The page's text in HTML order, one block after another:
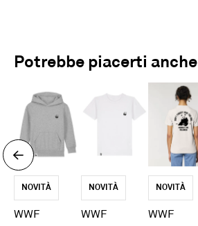
Potrebbe piacerti anche
NOVITÀ
WWF
NOVITÀ
WWF
NOVITÀ
WWF